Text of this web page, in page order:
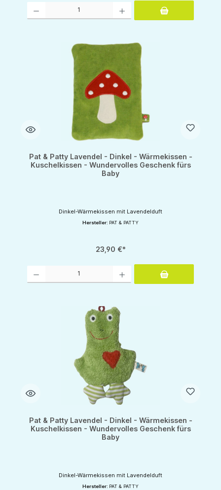
Pat & Patty Lavendel - Dinkel - Wärmekissen -
Kuschelkissen - Wundervolles Geschenk fürs
Baby
Dinkel-Wärmekissen mit Lavendelduft
Hersteller: PAT & PATTY
23,90 €*
Pat & Patty Lavendel - Dinkel - Wärmekissen -
Kuschelkissen - Wundervolles Geschenk fürs
Baby
Dinkel-Wärmekissen mit Lavendelduft
Hersteller: PAT & PATTY